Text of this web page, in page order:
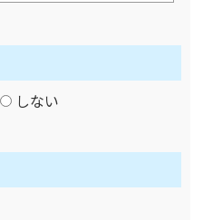
しない